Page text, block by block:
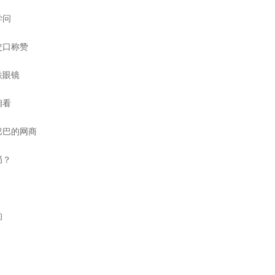
问
口称赞
眼镜
看
巴的网商